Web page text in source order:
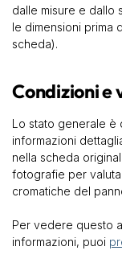
dalle misure e dallo
le dimensioni prima
scheda).
Condizioni e
Lo stato generale è
informazioni
nella scheda
fotografie per
cromatiche del
Per vedere questo
informazioni, puoi